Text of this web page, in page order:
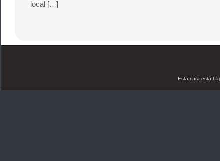
local […]
Esta obra está